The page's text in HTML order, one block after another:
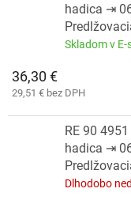
hadica ⇥
Skladom v E-
36,30 €
29,51 € bez DPH
RE 90
hadica ⇥
Dlhodobo